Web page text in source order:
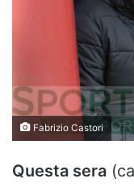
Fabrizio Castori
Questa sera